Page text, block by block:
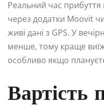
Реальний час
через додатки Moovit
живі дані з GPS. У
менше, тому краще
особливо якщо
Вартість